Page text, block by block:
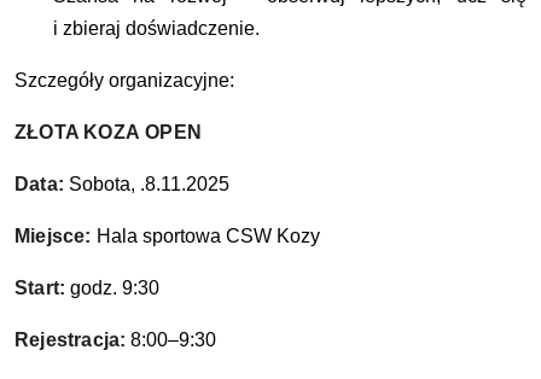
i zbieraj doświadczenie.
Szczegóły organizacyjne:
ZŁOTA KOZA OPEN
Data: Sobota, .8.11.2025
Miejsce: Hala sportowa CSW Kozy
Start: godz. 9:30
Rejestracja: 8:00–9:30